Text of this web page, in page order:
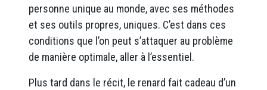
personne unique au monde, avec ses méthodes
et ses outils propres, uniques. C’est dans ces
conditions que l’on peut s’attaquer au problème
de manière optimale, aller à l’essentiel.
Plus tard dans le récit, le renard fait cadeau d’un